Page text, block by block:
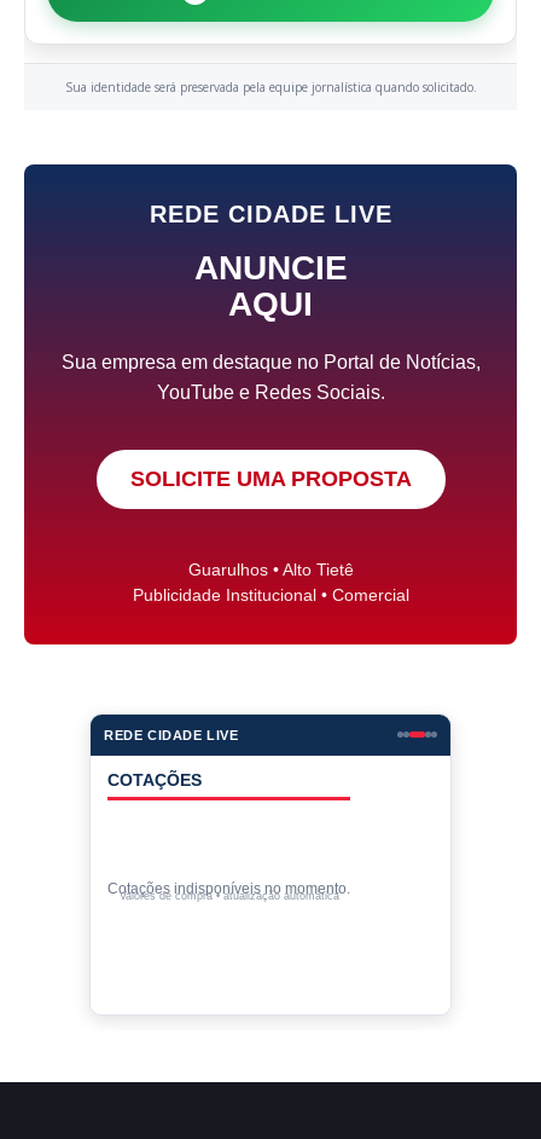
Sua identidade será preservada pela equipe jornalística quando solicitado.
REDE CIDADE LIVE
ANUNCIE
AQUI
Sua empresa em destaque no Portal de Notícias,
YouTube e Redes Sociais.
SOLICITE UMA PROPOSTA
Guarulhos • Alto Tietê
Publicidade Institucional • Comercial
REDE CIDADE LIVE
COTAÇÕES
Cotações indisponíveis no momento.
Valores de compra • atualização automática